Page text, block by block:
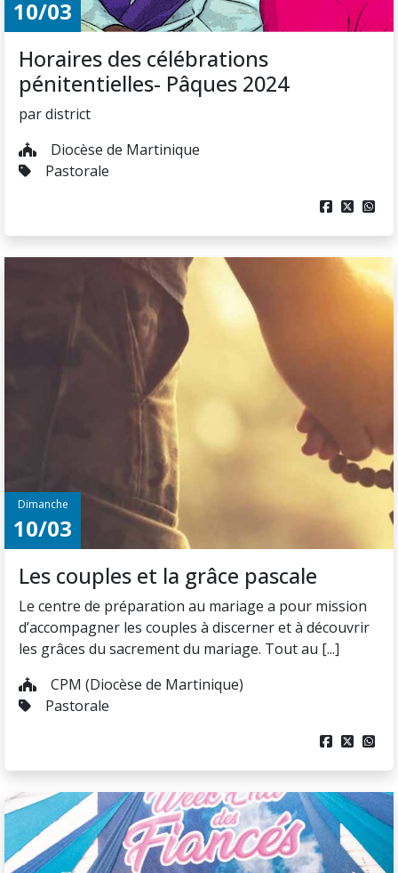
10/03
Horaires des célébrations
pénitentielles- Pâques 2024
par district
Diocèse de Martinique
Pastorale
  
Dimanche
10/03
Les couples et la grâce pascale
Le centre de préparation au mariage a pour mission
d’accompagner les couples à discerner et à découvrir
les grâces du sacrement du mariage. Tout au [...]
CPM (Diocèse de Martinique)
Pastorale
  